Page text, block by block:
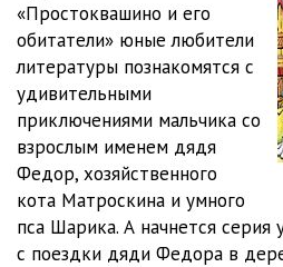
10 Письмо почтальона Печкина
11 Болезнь дяди Федора
12 Домой
Ljubimaja.devochka.Djadi.Fedora
01 Появление девочки Кати
02 Как по-настоящему рыбу ловили
«Простоквашино и его
обитатели» юные любители
литературы познакомятся с
удивительными
приключениями мальчика со
взрослым именем дядя
Федор, хозяйственного
кота Матроскина и умного
пса Шарика. А начнется серия
с поездки дяди Федора в